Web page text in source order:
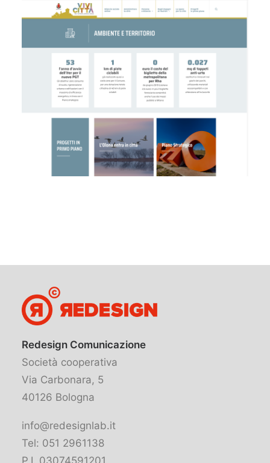
Redesign Comunicazione
Società cooperativa
Via Carbonara, 5
40126 Bologna
info@redesignlab.it
Tel: 051 2961138
P.I. 03074591201